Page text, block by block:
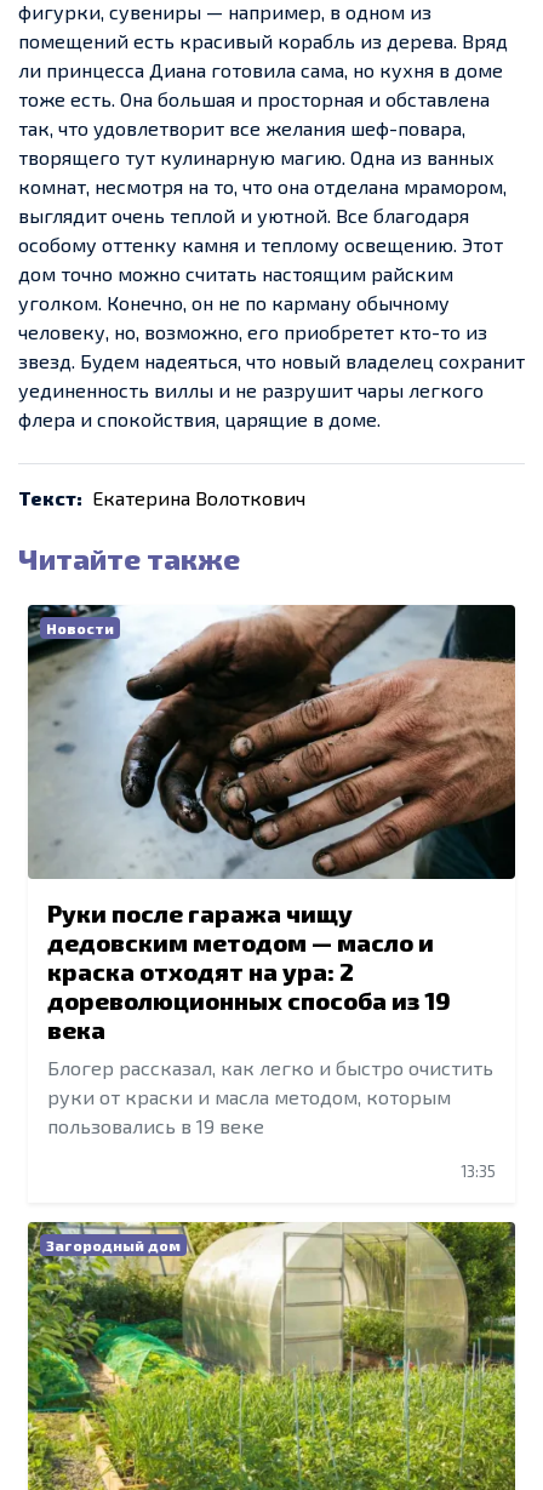
фигурки, сувениры — например, в одном из
помещений есть красивый корабль из дерева. Вряд
ли принцесса Диана готовила сама, но кухня в доме
тоже есть. Она большая и просторная и обставлена
так, что удовлетворит все желания шеф-повара,
творящего тут кулинарную магию. Одна из ванных
комнат, несмотря на то, что она отделана мрамором,
выглядит очень теплой и уютной. Все благодаря
особому оттенку камня и теплому освещению. Этот
дом точно можно считать настоящим райским
уголком. Конечно, он не по карману обычному
человеку, но, возможно, его приобретет кто-то из
звезд. Будем надеяться, что новый владелец сохранит
уединенность виллы и не разрушит чары легкого
флера и спокойствия, царящие в доме.
Текст: Екатерина Волоткович
Читайте также
Новости
Руки после гаража чищу
дедовским методом — масло и
краска отходят на ура: 2
дореволюционных способа из 19
века
Блогер рассказал, как легко и быстро очистить
руки от краски и масла методом, которым
пользовались в 19 веке
13:35
Загородный дом